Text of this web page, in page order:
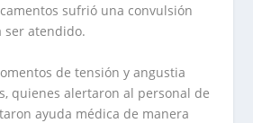
sufrió una convulsión
ser atendido.
de tensión y angustia
quienes alertaron al personal de
ayuda médica de manera